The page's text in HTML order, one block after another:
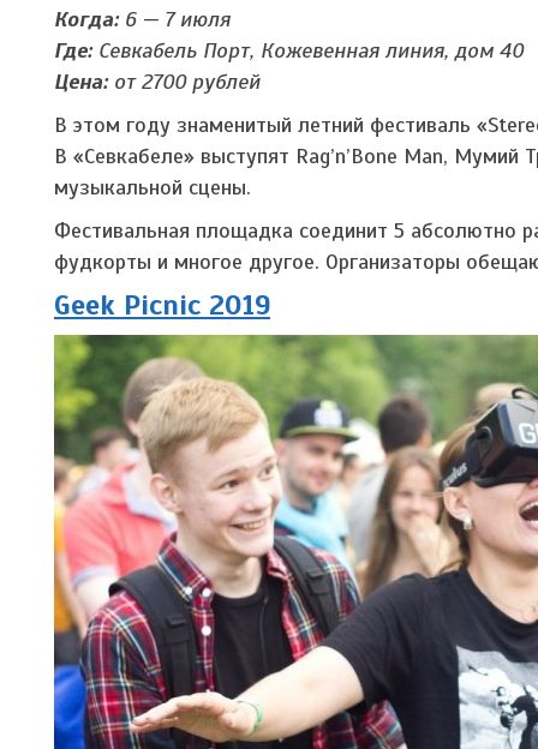
Когда:6 — 7 июля
Где:Севкабель Порт, Кожевенная линия, дом 40
Цена:от 2700 рублей
В этом году знаменитый летний фестиваль
В «Севкабеле» выступят Rag’n’Bone Man,
музыкальной сцены.
Фестивальная площадка соединит 5 абсолютно
фудкорты и многое другое. Организаторы
Geek Picnic 2019